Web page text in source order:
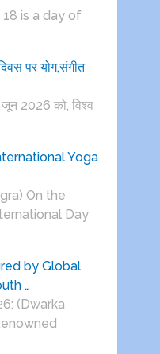
18 is a day of
पर योग,संगीत
जून 2026 को, विश्व
Yoga
On the
Day
by Global
…
(Dwarka